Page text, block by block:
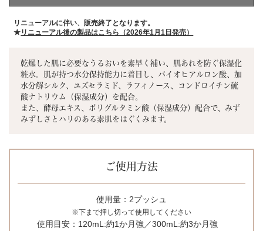
リニューアルに伴い、販売終了となります。
★リニューアル後の製品はこちら（2026年1月1日発売）
乾燥した肌に必要なうるおいを素早く補い、肌あれを防ぐ保湿化
粧水。肌が持つ水分保持能力に着目し、バイオヒアルロン酸、加
水分解シルク、ユズセラミド、ラフィノース、コンドロイチン硫
酸ナトリウム（保湿成分）を配合。
また、酵母エキス、ポリグルタミン酸（保湿成分）配合で、みず
みずしさとハリのある素肌をはぐくみます。
ご使用方法
使用量：2プッシュ
※下まで押し切って使用してください
使用目安：120mL:約1か月強／300mL:約3か月強